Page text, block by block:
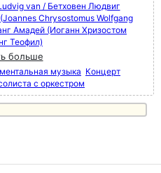
van / Бетховен Людвиг
Chrysostomus Wolfgang
Амадей (Иоганн Хризостом
Теофил)
больше
музыка Концерт
с оркестром